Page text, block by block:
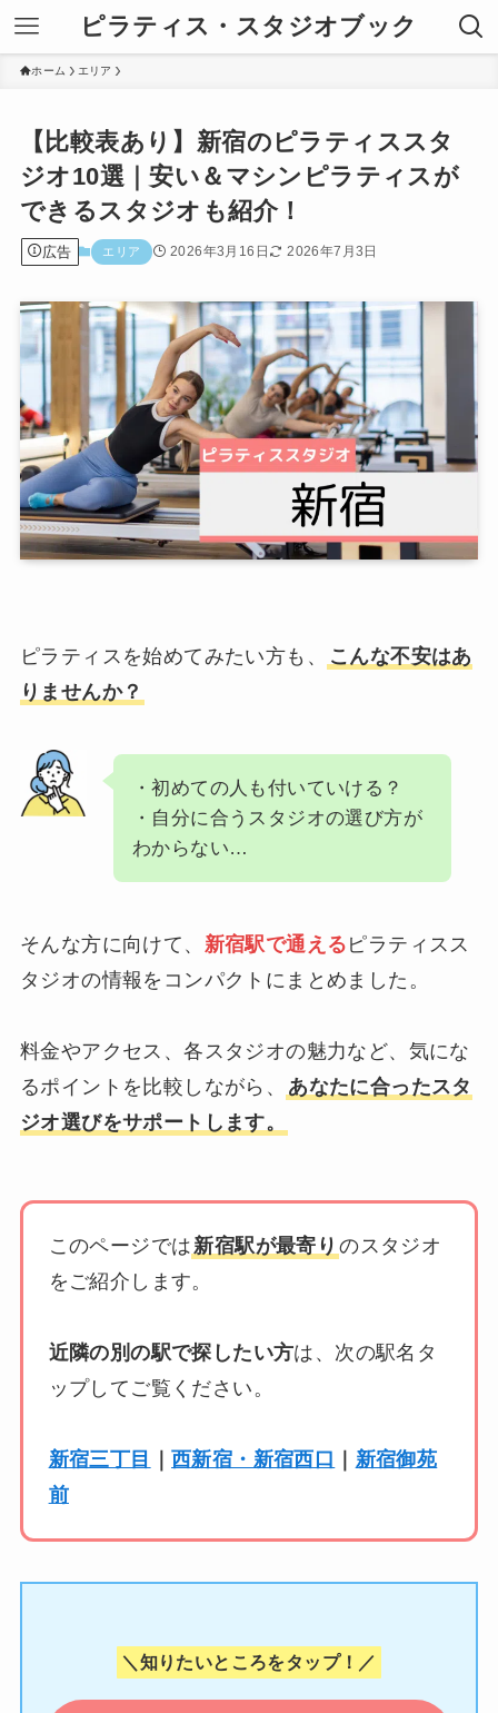
ピラティス・スタジオブック
ホーム エリア
【比較表あり】新宿のピラティススタ
ジオ10選｜安い＆マシンピラティスが
できるスタジオも紹介！
広告 エリア 2026年3月16日 2026年7月3日
ピラティスを始めてみたい方も、
こんな不安はあ
りませんか？
・初めての人も付いていける？
・自分に合うスタジオの選び方が
わからない…
そんな方に向けて、 新宿駅で通える ピラティスス
タジオの情報をコンパクトにまとめました。
料金やアクセス、各スタジオの魅力など、気にな
るポイントを比較しながら、
あなたに合ったスタ
ジオ選びをサポートします。
このページでは新宿駅が最寄り のスタジオ
をご紹介します。
近隣の別の駅で探したい方は、次の駅名タ
ップしてご覧ください。
新宿三丁目 ｜西新宿・新宿西口
新宿御苑
前
＼知りたいところをタップ！／